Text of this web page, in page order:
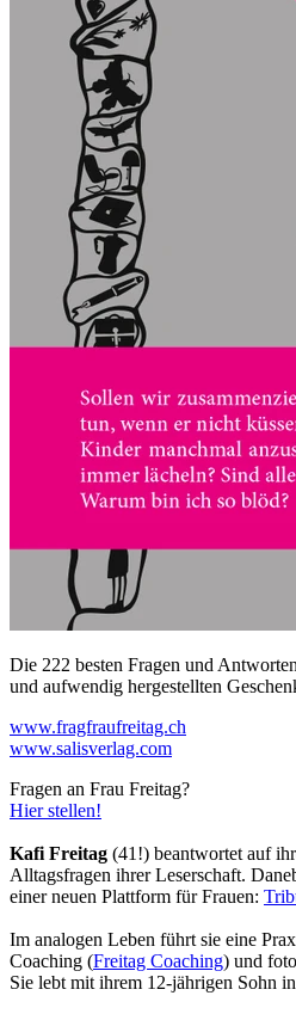
Die 222 besten Fragen und
und aufwendig hergestellten
www.fragfraufreitag.ch
www.salisverlag.com
Fragen an Frau Freitag? ​
Hier stellen!
Kafi Freitag (41!) beantwortet auf
Alltagsfragen ihrer Leserschaft.
einer neuen Plattform für Frauen:
Im analogen Leben führt sie eine
Coaching (Freitag Coaching) und
Sie lebt mit ihrem 12-jährigen Sohn